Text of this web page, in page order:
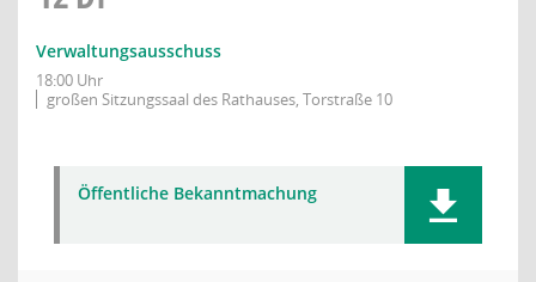
Verwaltungsausschuss
18:00 Uhr
großen Sitzungssaal des Rathauses, Torstraße 10
Öffentliche Bekanntmachung